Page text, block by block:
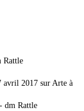
Rattle
avril 2017 sur Arte à
dm Rattle